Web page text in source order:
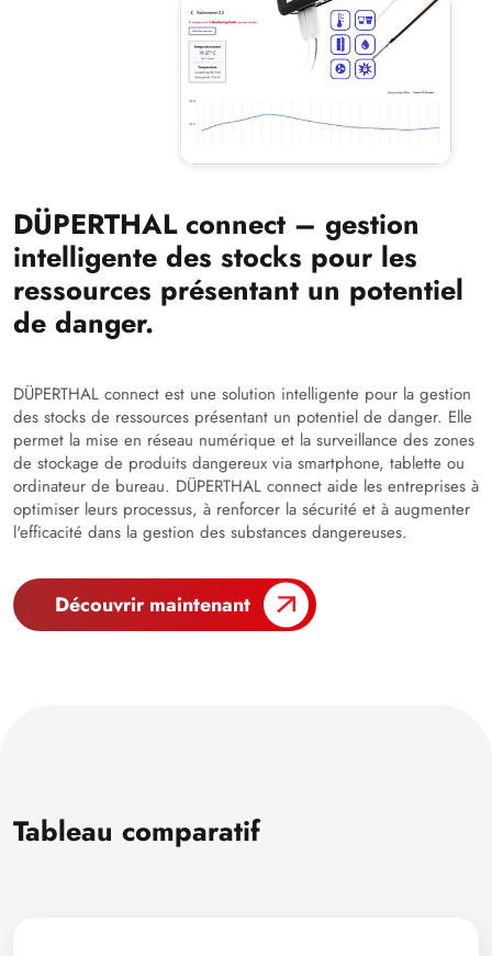
DÜPERTHAL connect – gestion
intelligente des stocks pour les
ressources présentant un potentiel
de danger.
DÜPERTHAL connect est une solution intelligente pour la gestion
des stocks de ressources présentant un potentiel de danger. Elle
permet la mise en réseau numérique et la surveillance des zones
de stockage de produits dangereux via smartphone, tablette ou
ordinateur de bureau. DÜPERTHAL connect aide les entreprises à
optimiser leurs processus, à renforcer la sécurité et à augmenter
l'efficacité dans la gestion des substances dangereuses.
Découvrir maintenant
Tableau comparatif